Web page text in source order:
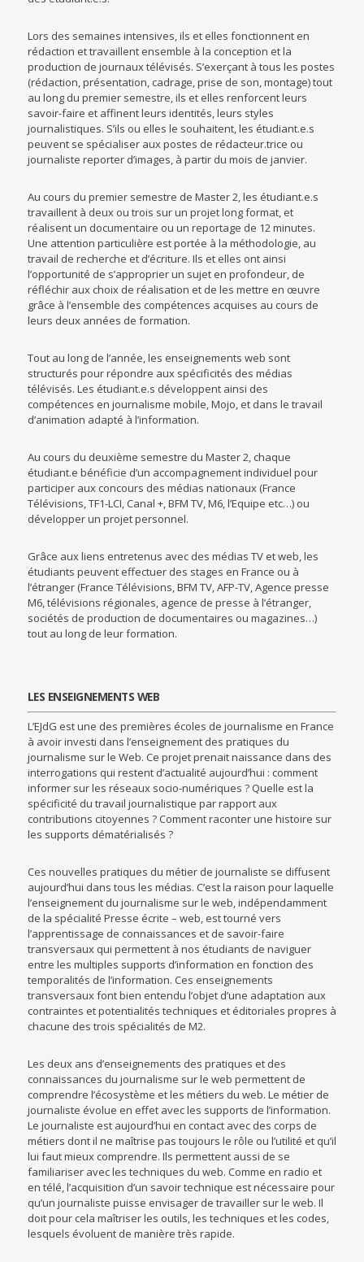
Lors des semaines intensives, ils et elles fonctionnent en
rédaction et travaillent ensemble à la conception et la
production de journaux télévisés. S’exerçant à tous les postes
(rédaction, présentation, cadrage, prise de son, montage) tout
au long du premier semestre, ils et elles renforcent leurs
savoir-faire et affinent leurs identités, leurs styles
journalistiques. S’ils ou elles le souhaitent, les étudiant.e.s
peuvent se spécialiser aux postes de rédacteur.trice ou
journaliste reporter d’images, à partir du mois de janvier.
Au cours du premier semestre de Master 2, les étudiant.e.s
travaillent à deux ou trois sur un projet long format, et
réalisent un documentaire ou un reportage de 12 minutes.
Une attention particulière est portée à la méthodologie, au
travail de recherche et d’écriture. Ils et elles ont ainsi
l’opportunité de s’approprier un sujet en profondeur, de
réfléchir aux choix de réalisation et de les mettre en œuvre
grâce à l’ensemble des compétences acquises au cours de
leurs deux années de formation.
Tout au long de l’année, les enseignements web sont
structurés pour répondre aux spécificités des médias
télévisés. Les étudiant.e.s développent ainsi des
compétences en journalisme mobile, Mojo, et dans le travail
d’animation adapté à l’information.
Au cours du deuxième semestre du Master 2, chaque
étudiant.e bénéficie d’un accompagnement individuel pour
participer aux concours des médias nationaux (France
Télévisions, TF1-LCI, Canal +, BFM TV, M6, l’Equipe etc…) ou
développer un projet personnel.
Grâce aux liens entretenus avec des médias TV et web, les
étudiants peuvent effectuer des stages en France ou à
l’étranger (France Télévisions, BFM TV, AFP-TV, Agence presse
M6, télévisions régionales, agence de presse à l’étranger,
sociétés de production de documentaires ou magazines…)
tout au long de leur formation.
LES ENSEIGNEMENTS WEB
L’EJdG est une des premières écoles de journalisme en France
à avoir investi dans l’enseignement des pratiques du
journalisme sur le Web. Ce projet prenait naissance dans des
interrogations qui restent d’actualité aujourd’hui : comment
informer sur les réseaux socio-numériques ? Quelle est la
spécificité du travail journalistique par rapport aux
contributions citoyennes ? Comment raconter une histoire sur
les supports dématérialisés ?
Ces nouvelles pratiques du métier de journaliste se diffusent
aujourd’hui dans tous les médias. C’est la raison pour laquelle
l’enseignement du journalisme sur le web, indépendamment
de la spécialité Presse écrite – web, est tourné vers
l’apprentissage de connaissances et de savoir-faire
transversaux qui permettent à nos étudiants de naviguer
entre les multiples supports d’information en fonction des
temporalités de l’information. Ces enseignements
transversaux font bien entendu l’objet d’une adaptation aux
contraintes et potentialités techniques et éditoriales propres à
chacune des trois spécialités de M2.
Les deux ans d’enseignements des pratiques et des
connaissances du journalisme sur le web permettent de
comprendre l’écosystème et les métiers du web. Le métier de
journaliste évolue en effet avec les supports de l’information.
Le journaliste est aujourd’hui en contact avec des corps de
métiers dont il ne maîtrise pas toujours le rôle ou l’utilité et qu’il
lui faut mieux comprendre. Ils permettent aussi de se
familiariser avec les techniques du web. Comme en radio et
en télé, l’acquisition d’un savoir technique est nécessaire pour
qu’un journaliste puisse envisager de travailler sur le web. Il
doit pour cela maîtriser les outils, les techniques et les codes,
lesquels évoluent de manière très rapide.